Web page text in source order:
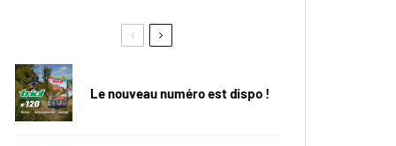
Le nouveau numéro est dispo !